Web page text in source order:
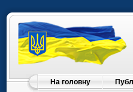
На головну